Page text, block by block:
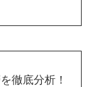
徹底分析！